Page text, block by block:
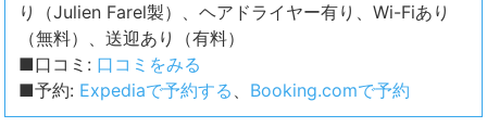
り（Julien Farel製）、ヘアドライヤー有り、Wi-Fiあり
（無料）、送迎あり（有料）
■口コミ: 口コミをみる
■予約: Expediaで予約する 、 Booking.comで予約